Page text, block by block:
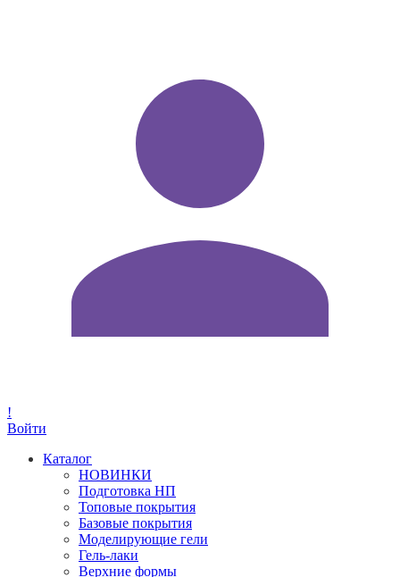
!
Войти
Каталог
НОВИНКИ
Подготовка НП
Топовые покрытия
Базовые покрытия
Моделирующие гели
Гель-лаки
Верхние формы